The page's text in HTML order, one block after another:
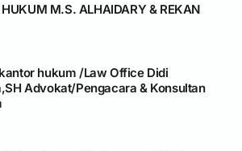
M.S. ALHAIDARY & REKAN
hukum /Law Office Didi
Advokat/Pengacara & Konsultan